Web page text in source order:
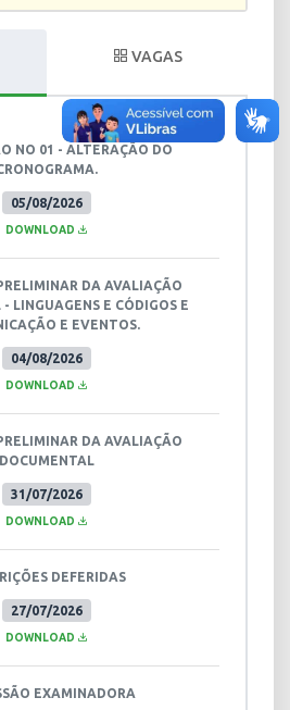
VAGAS
05/08/2026
NO 01 - ALTERAÇÃO DO
DOWNLOAD
04/08/2026
DA AVALIAÇÃO
LINGUAGENS E CÓDIGOS E
E EVENTOS.
DOWNLOAD
31/07/2026
DA AVALIAÇÃO
DOCUMENTAL
DOWNLOAD
27/07/2026
DEFERIDAS
DOWNLOAD
EXAMINADORA